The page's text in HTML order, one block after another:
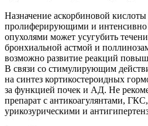
Назначение аскорбиновой
пролиферирующими и
опухолями может усугубить
бронхиальной астмой и
возможно развитие реакций
В связи со стимулирующим
на синтез кортикостероидных
за функцией почек и АД. Не
препарат с антикоагулянтами,
урикозурическими и